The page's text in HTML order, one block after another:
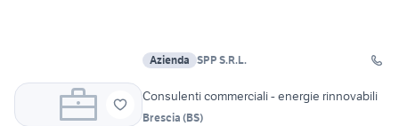
Azienda SPP S.R.L.
Consulenti commerciali - energie rinnovabili
Brescia (BS)